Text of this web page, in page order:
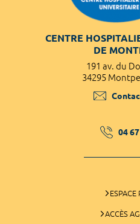
CENTRE
DE
191 av. du
34295
04
ESPACE
ACCÈS